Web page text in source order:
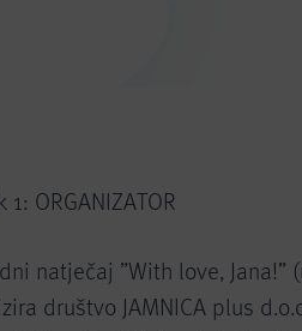
1: ORGANIZATOR
natječaj ”With love,
društvo JAMNICA plus